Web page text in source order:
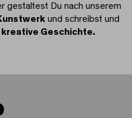
gestaltest Du nach unserem
und schreibst und
kreative Geschichte.